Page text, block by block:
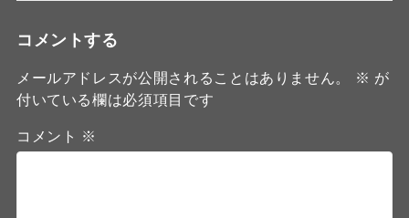
コメントする
メールアドレスが公開されることはありません。 ※ が
付いている欄は必須項目です
コメント ※